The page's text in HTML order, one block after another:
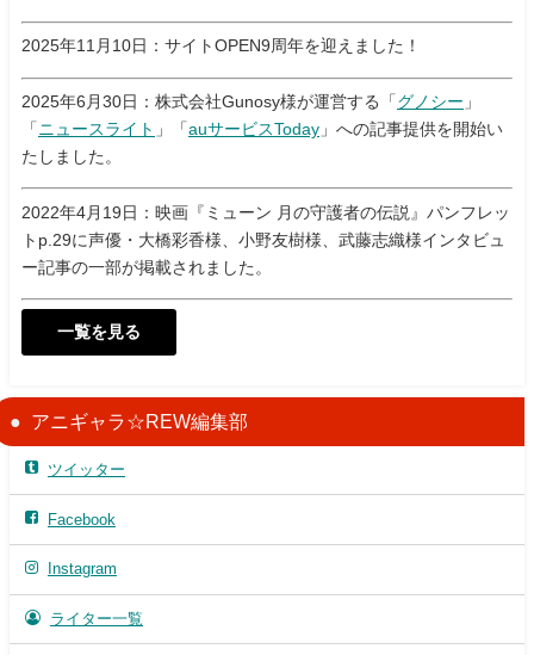
2025年11月10日：サイトOPEN9周年を迎えました！
2025年6月30日：株式会社Gunosy様が運営する「 グノシー 」
「 ニュースライト 」「 auサービスToday 」への記事提供を開始い
たしました。
2022年4月19日：映画『ミューン 月の守護者の伝説』パンフレッ
トp.29に声優・大橋彩香様、小野友樹様、武藤志織様インタビュ
ー記事の一部が掲載されました。
一覧を見る
アニギャラ☆REW編集部
ツイッター
Facebook
Instagram
ライター一覧